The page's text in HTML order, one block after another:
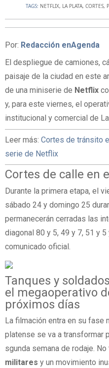
TAGS: NETFLIX, LA PLATA, CORTES,
Por: Redacción enAgenda
El despliegue de camiones,
paisaje de la ciudad en este
de una miniserie de Netflix
y, para este viernes, el
institucional y comercial de
Leer más: Cortes de tránsito
serie de Netflix
Cortes de calle en
Durante la primera etapa, el
sábado 24 y domingo 25
permanecerán cerradas las
diagonal 80 y 5, 49 y 7, 51 y
comunicado oficial.
Tanques y
el megaoperativo
próximos días
La filmación entra en su fase
platense se va a transformar
sgunda semana de rodaje.
militares y un movimiento